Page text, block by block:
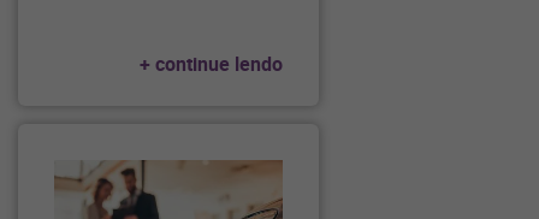
+ continue lendo